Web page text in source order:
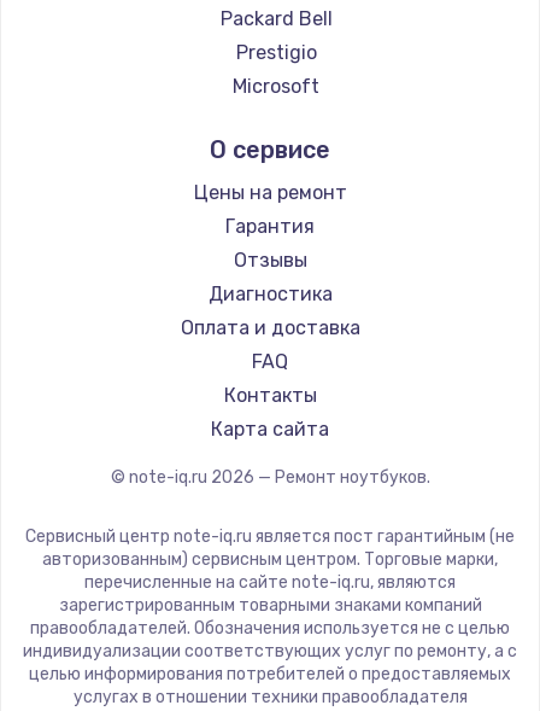
Ремонт ноутбуков Evga
Ремонт ноутбуков Google
Ремонт ноутбуков Echips
Ремонт ноутбуков Predator
Ремонт ноутбуков iru
Ремонт ноутбуков Machenike
Ремонт ноутбуков DEXP
Ремонт ноутбуков Teclast
Ремонт ноутбуков CHUWI
Ремонт ноутбуков Colorful
Packard Bell
Prestigio
Microsoft
Aquarius
Gigabyte
Aorus
Maibenben
Getac
Epson
Philips
LG
Panasonic
ZTE
Hiper
Evga
Google
Echips
О сервисе
Цены на ремонт
Гарантия
Отзывы
Диагностика
Оплата и доставка
FAQ
Контакты
Карта сайта
© note-iq.ru 2026 — Ремонт ноутбуков.
Сервисный центр note-iq.ru является пост гарантийным (не
авторизованным) сервисным центром. Торговые марки,
перечисленные на сайте note-iq.ru, являются
зарегистрированным товарными знаками компаний
правообладателей. Обозначения используется не с целью
индивидуализации соответствующих услуг по ремонту, а с
целью информирования потребителей о предоставляемых
услугах в отношении техники правообладателя